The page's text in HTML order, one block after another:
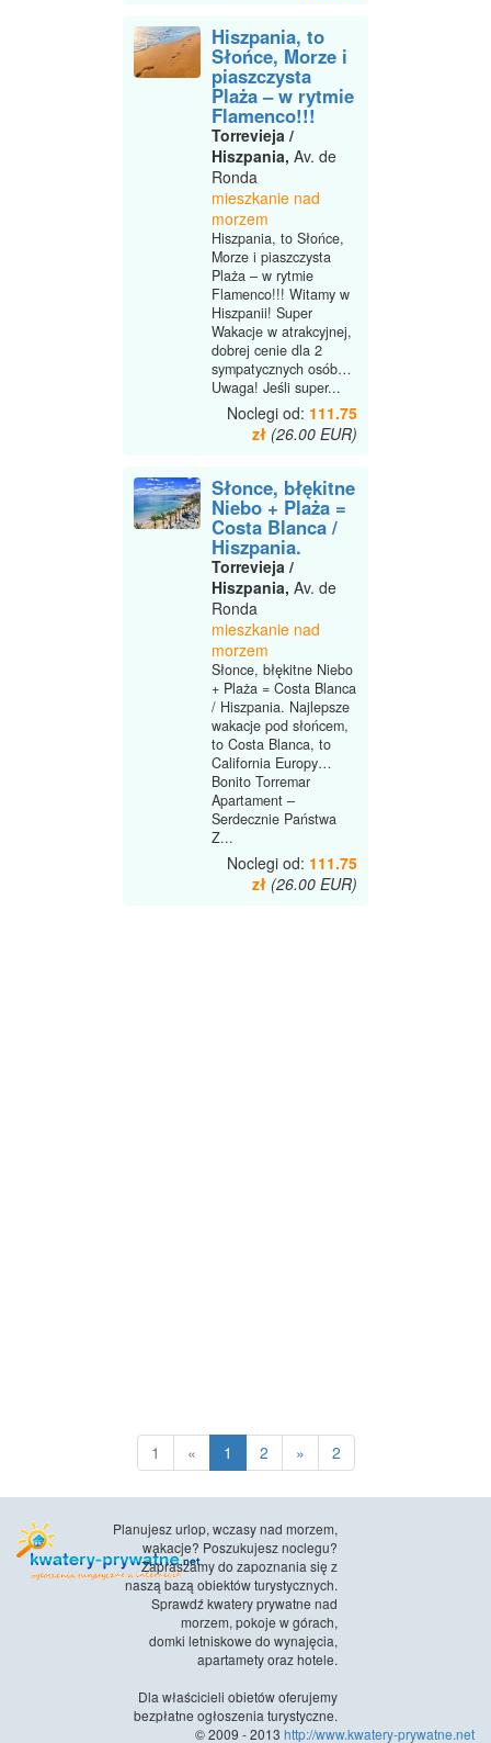
Hiszpania, to
Słońce, Morze i
piaszczysta
Plaża – w rytmie
Flamenco!!!
Torrevieja /
Hiszpania, Av. de
Ronda
mieszkanie nad
morzem
Hiszpania, to Słońce,
Morze i piaszczysta
Plaża – w rytmie
Flamenco!!! Witamy w
Hiszpanii! Super
Wakacje w atrakcyjnej,
dobrej cenie dla 2
sympatycznych osób…
Uwaga! Jeśli super...
Noclegi od: 111.75
zł (26.00 EUR)
Słonce, błękitne
Niebo + Plaża =
Costa Blanca /
Hiszpania.
Torrevieja /
Hiszpania, Av. de
Ronda
mieszkanie nad
morzem
Słonce, błękitne Niebo
+ Plaża = Costa Blanca
/ Hiszpania. Najlepsze
wakacje pod słońcem,
to Costa Blanca, to
California Europy…
Bonito Torremar
Apartament –
Serdecznie Państwa
Z...
Noclegi od: 111.75
zł (26.00 EUR)
1 « 1 2 » 2
Planujesz urlop, wczasy nad morzem,
wakacje? Poszukujesz noclegu?
Zapraszamy do zapoznania się z
naszą bazą obiektów turystycznych.
Sprawdź kwatery prywatne nad
morzem, pokoje w górach,
domki letniskowe do wynajęcia,
apartamety oraz hotele.
Dla właścicieli obietów oferujemy
bezpłatne ogłoszenia turystyczne.
© 2009 - 2013 http://www.kwatery-prywatne.net